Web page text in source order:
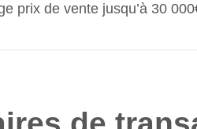
prix de vente jusqu’à 30